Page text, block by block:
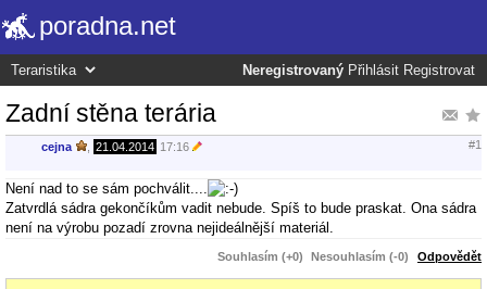
poradna.net
Neregistrovaný Přihlásit Registrovat
Zadní stěna terária
cejna 21.04.2014 17:16 #1
Není nad to se sám pochválit....
Zatvrdlá sádra gekončíkům vadit nebude. Spíš to bude praskat. Ona sádra
není na výrobu pozadí zrovna nejideálnější materiál.
Souhlasím (+0) Nesouhlasím (-0) Odpovědět